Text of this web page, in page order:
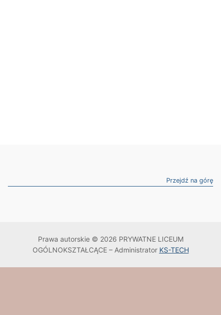
Przejdź na górę
Prawa autorskie © 2026 PRYWATNE LICEUM
OGÓLNOKSZTAŁCĄCE – Administrator KS-TECH